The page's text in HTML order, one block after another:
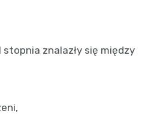
znalazły się między